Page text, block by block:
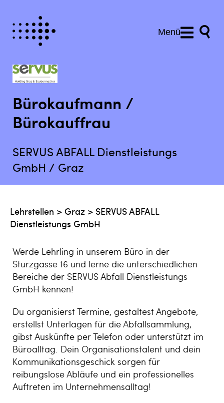
Menü
Bürokaufmann /
Bürokauffrau
SERVUS ABFALL Dienstleistungs
GmbH / Graz
Lehrstellen > Graz > SERVUS ABFALL
Dienstleistungs GmbH
Werde Lehrling in unserem Büro in der
Sturzgasse 16 und lerne die unterschiedlichen
Bereiche der SERVUS Abfall Dienstleistungs
GmbH kennen!
Du organisierst Termine, gestaltest Angebote,
erstellst Unterlagen für die Abfallsammlung,
gibst Auskünfte per Telefon oder unterstützt im
Büroalltag. Dein Organisationstalent und dein
Kommunikationsgeschick sorgen für
reibungslose Abläufe und ein professionelles
Auftreten im Unternehmensalltag!